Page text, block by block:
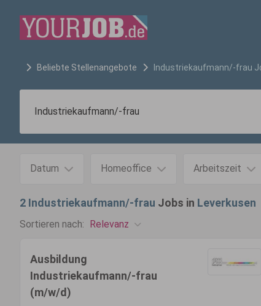
Beliebte Stellenangebote Industriekaufmann/-frau
Datum Homeoffice Arbeitszeit
2 Industriekaufmann/-frau Jobs in Leverkusen
Sortieren nach: Relevanz
Ausbildung
Industriekaufmann/-frau
(m/w/d)